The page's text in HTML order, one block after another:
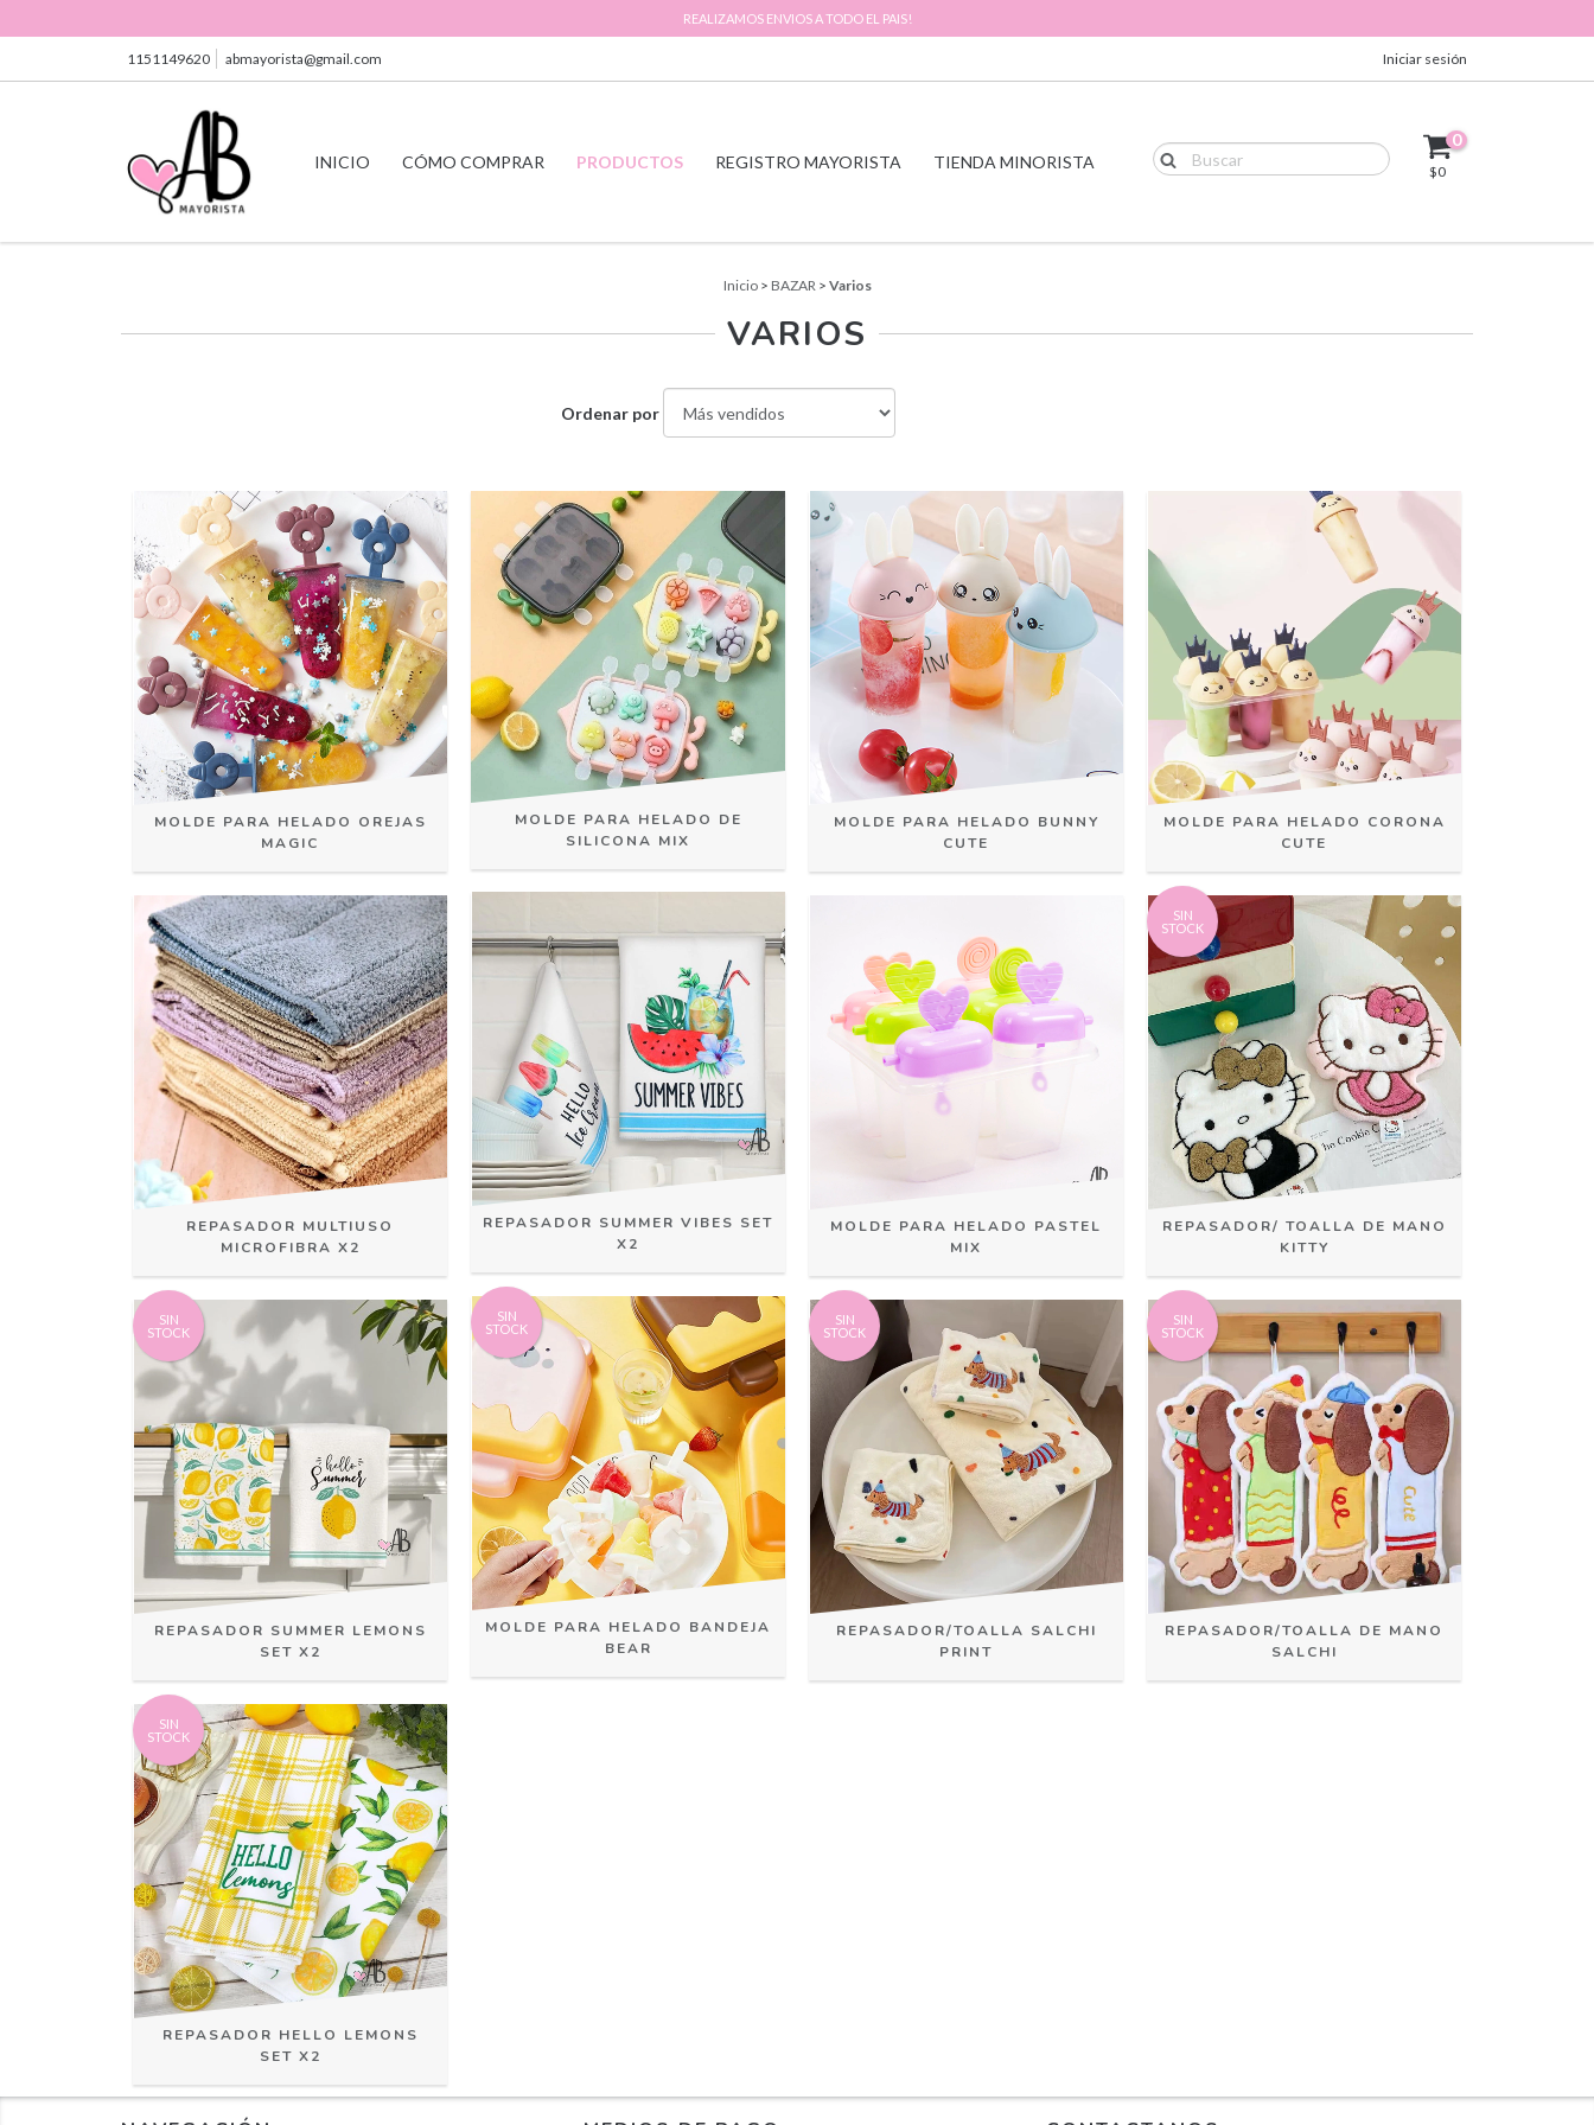
REALIZAMOS ENVIOS A TODO EL PAIS!
1151149620 abmayorista@gmail.com Iniciar sesión
INICIO CÓMO COMPRAR PRODUCTOS REGISTRO MAYORISTA TIENDA MINORISTA
0
$0
Inicio > BAZAR > Varios
VARIOS
Ordenar por
MOLDE PARA HELADO OREJAS
MAGIC
MOLDE PARA HELADO DE
SILICONA MIX
MOLDE PARA HELADO BUNNY
CUTE
MOLDE PARA HELADO CORONA
CUTE
REPASADOR MULTIUSO
MICROFIBRA X2
REPASADOR SUMMER VIBES SET
X2
MOLDE PARA HELADO PASTEL
MIX
SIN
STOCK
REPASADOR/ TOALLA DE MANO
KITTY
SIN
STOCK
REPASADOR SUMMER LEMONS
SET X2
SIN
STOCK
MOLDE PARA HELADO BANDEJA
BEAR
SIN
STOCK
REPASADOR/TOALLA SALCHI
PRINT
SIN
STOCK
REPASADOR/TOALLA DE MANO
SALCHI
SIN
STOCK
REPASADOR HELLO LEMONS
SET X2